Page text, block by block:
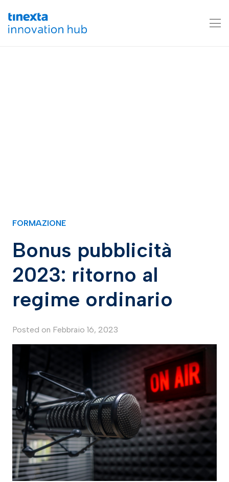
FORMAZIONE
Bonus pubblicità
2023: ritorno al
regime ordinario
Posted on Febbraio 16, 2023